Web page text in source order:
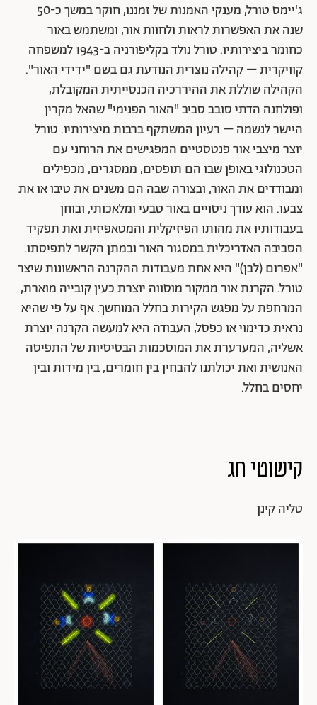
ג'יימס טורל, מענקי האמנות של זמננו, חוקר במשך כ-50
שנה את האפשרות לראות ולחוות אור, ומשתמש באור
כחומר ביצירותיו. טורל נולד בקליפורניה ב-1943 למשפחה
קוויקרית – קהילה נוצרית הנודעת גם בשם "ידידי האור".
הקהילה שוללת את ההיררכיה הכנסייתית המקובלת,
ופולחנה הדתי סובב סביב "האור הפנימי" שהאל מקרין
היישר לנשמה – רעיון המשתקף ברבות מיצירותיו. טורל
יוצר מיצבי אור פנטסטיים המפגישים את הרוחני עם
הטכנולוגי באופן שבו הם תופסים, ממסגרים, מכפילים
ומבודדים את האור, ובצורה שבה הם משנים את טיבו או את
צבעו. הוא עורך ניסויים באור טבעי ומלאכותי, ובוחן
בעבודותיו את מהותו הפיזיקלית והמטאפיזית ואת תפקיד
הסביבה האדריכלית במסגור האור ובמתן הקשר לתפיסתו.
"אפרום (לבן)" היא אחת מעבודות ההקרנה הראשונות שיצר
טורל. הקרנת אור ממקור מוסווה יוצרת כעין קובייה מוארת,
המרחפת על מפגש הקירות בחלל המוחשך. אף על פי שהיא
נראית כדימוי או כפסל, העבודה היא למעשה הקרנה יוצרת
אשליה, המערערת את המוסכמות הבסיסיות של התפיסה
האנושית ואת יכולתנו להבחין בין חומרים, בין מידות ובין
יחסים בחלל.
קישוטי חג
טליה קינן